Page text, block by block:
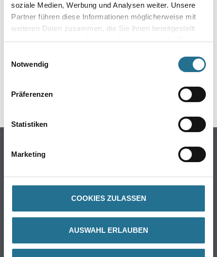
soziale Medien, Werbung und Analysen weiter. Unsere
Partner führen diese Informationen möglicherweise mit
weiteren Daten zusammen, die Sie ihnen bereitgestellt
haben oder die sie im Rahmen Ihrer Nutzung der Dienste
Notwendig
Präferenzen
Statistiken
Marketing
COOKIES ZULASSEN
AUSWAHL ERLAUBEN
ZUSATZINFOS
WDV-Systeme
Trockenbau
Putze- und Spachtelmassen
Bodenbeläge
Wand- & Deckenbeläge
Werkzeug & Maschinen